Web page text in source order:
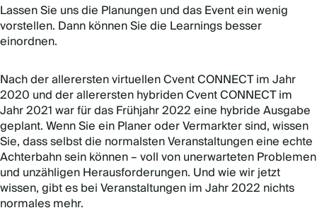
Lassen Sie uns die Planungen und das Event ein wenig
vorstellen. Dann können Sie die Learnings besser
einordnen.
Nach der allerersten virtuellen Cvent CONNECT im Jahr
2020 und der allerersten hybriden Cvent CONNECT im
Jahr 2021 war für das Frühjahr 2022 eine hybride Ausgabe
geplant. Wenn Sie ein Planer oder Vermarkter sind, wissen
Sie, dass selbst die normalsten Veranstaltungen eine echte
Achterbahn sein können – voll von unerwarteten Problemen
und unzähligen Herausforderungen. Und wie wir jetzt
wissen, gibt es bei Veranstaltungen im Jahr 2022 nichts
normales mehr.